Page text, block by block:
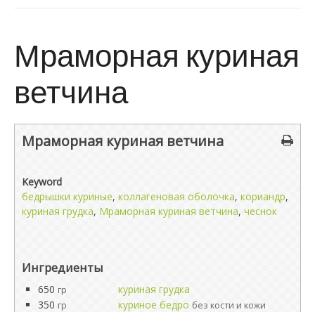
Мраморная куриная
ветчина
Мраморная куриная ветчина
Keyword
бедрышки куриные, коллагеновая оболочка, кориандр,
куриная грудка, Мраморная куриная ветчина, чеснок
Ингредиенты
650 гр
куриная грудка
350 гр куриное бедро без кости и кожи